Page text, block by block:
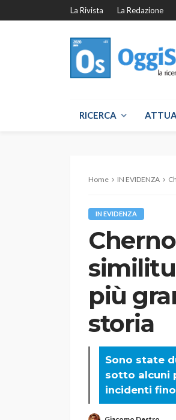
La Rivista La Redazione
RICERCA
Home IN EVIDENZA
IN EVIDENZA
più
storia
Sono state
sotto alcuni
incidenti